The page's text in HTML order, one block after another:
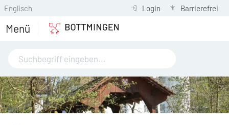
Englisch Login Barrierefrei
Menü